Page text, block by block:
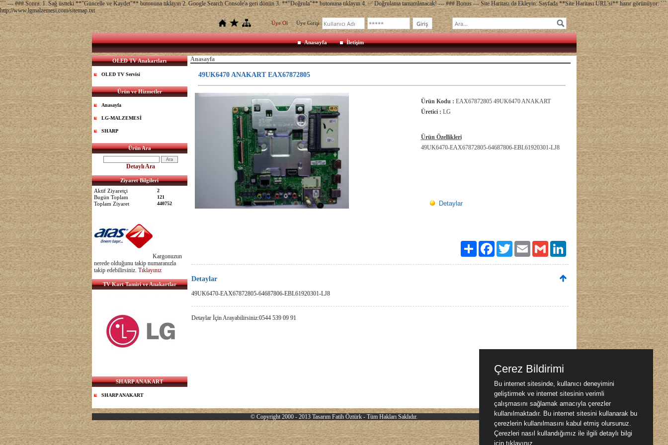
``` --- ### Sonra: 1. Sağ üstteki **"Güncelle ve Kaydet"** butonuna tıklayın 2. Google Search Console'a geri dönün 3. **"Doğrula"** butonuna tıklayın 4. ✅ Doğrulama tamamlanacak! --- ### Bonus — Site Haritası da Ekleyin: Sayfada **Site Haritası URL'si** hazır görünüyor: ```
http://www.lgmalzemesi.com/sitemap.txt
Üye Ol Üye Girişi
Anasayfa İletişim
OLED TV Anakartları
OLED TV Servisi
Ürün ve Hizmetler
Anasayfa
LG-MALZEMESİ
SHARP
Ürün Ara
Detaylı Ara
Ziyaret Bilgileri
Aktif Ziyaretçi
2
Bugün Toplam 121
Toplam Ziyaret 440752
Kargonuzun
nerede olduğunu takip numaranızla
takip edebilirsiniz. Tıklayınız
TV Kart Tamiri ve Anakartlar
SHARP ANAKART
SHARP ANAKART
Anasayfa
49UK6470 ANAKART EAX67872805
Ürün Kodu : EAX67872805 49UK6470 ANAKART
Üretici : LG
Ürün Özellikleri
49UK6470-EAX67872805-64687806-EBL61920301-LJ8
Detaylar
Paylaş FacebookTwitter Email Gmail LinkedIn
Detaylar
49UK6470-EAX67872805-64687806-EBL61920301-LJ8
Detaylar İçin Arayabilirsiniz:0544 539 09 91
© Copyright 2000 - 2013 Tasarım Fatih Öztürk - Tüm Hakları Saklıdır.
Çerez Bildirimi
Bu internet sitesinde, kullanıcı deneyimini
geliştirmek ve internet sitesinin verimli
çalışmasını sağlamak amacıyla çerezler
kullanılmaktadır. Bu internet sitesini kullanarak bu
çerezlerin kullanılmasını kabul etmiş olursunuz.
Çerezleri nasıl kullandığımız ile ilgili detaylı bilgi
için tıklayınız.